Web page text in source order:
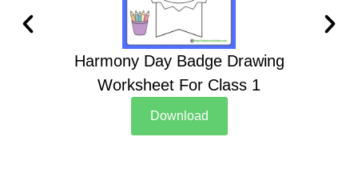
Harmony Day Badge Drawing
Worksheet For Class 1
Download